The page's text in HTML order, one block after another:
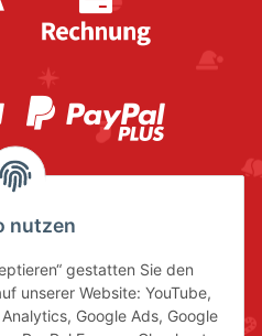
nutzen
gestatten Sie den
unserer Website: YouTube,
Google Ads, Google